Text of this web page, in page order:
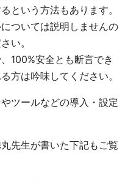
という方法もあります。
ついては説明しませんの
い。
100%安全とも断言でき
方は吟味してください。
ツールなどの導入・設定
先生が書いた下記もご覧